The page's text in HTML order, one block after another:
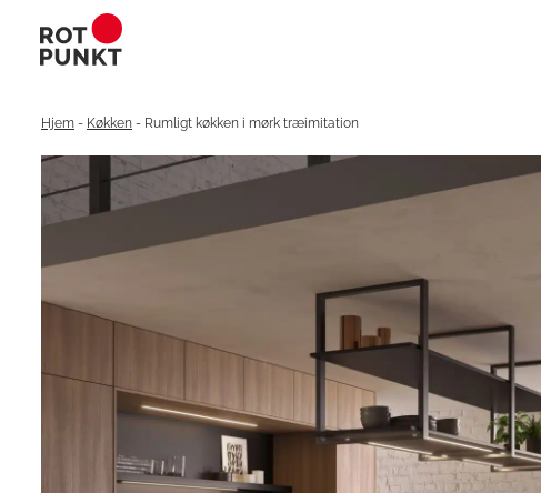
Hjem - Køkken - Rumligt køkken i mørk træimitation